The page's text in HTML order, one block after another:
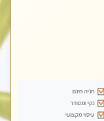
חניה חינם
נקי ומסודר
עיסוי מקצועי